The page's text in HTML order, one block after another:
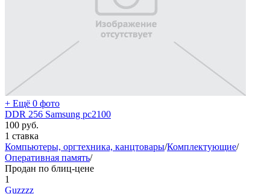
+ Ещё 0 фото
DDR 256 Samsung pc2100
100 руб.
1 ставка
Компьютеры, оргтехника, канцтовары/Комплектующие/
Оперативная память/
Продан по блиц-цене
1
Guzzzz